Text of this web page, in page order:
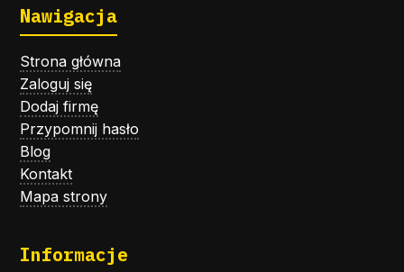
Nawigacja
Strona główna
Zaloguj się
Dodaj firmę
Przypomnij hasło
Blog
Kontakt
Mapa strony
Informacje